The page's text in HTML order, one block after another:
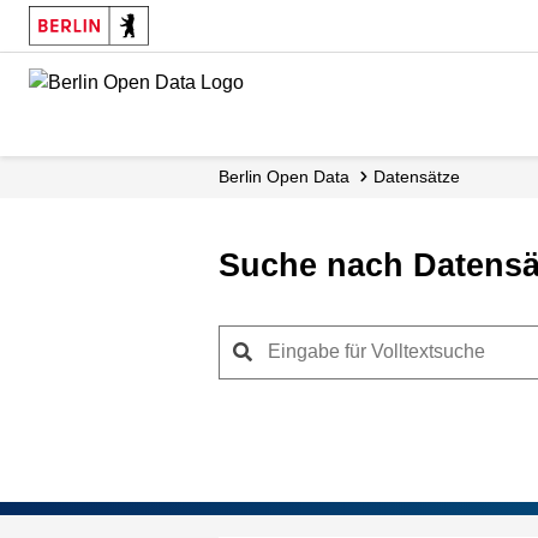
Skip
main
Berlin Open Data Datensätze
Suche nach